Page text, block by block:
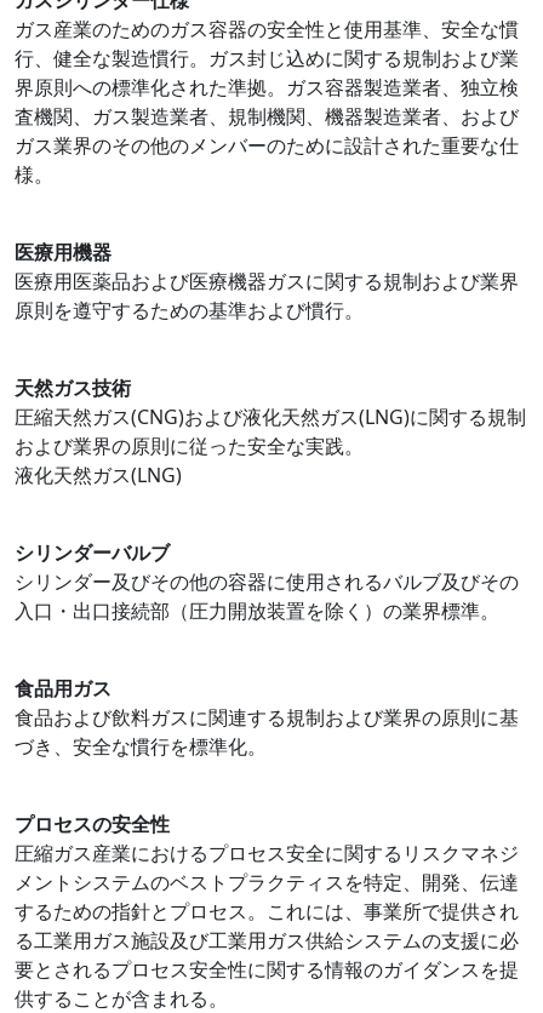
ガス産業のためのガス容器の安全性と使用基準、安全な慣
行、健全な製造慣行。ガス封じ込めに関する規制および業
界原則への標準化された準拠。ガス容器製造業者、独立検
査機関、ガス製造業者、規制機関、機器製造業者、および
ガス業界のその他のメンバーのために設計された重要な仕
様。
医療用機器
医療用医薬品および医療機器ガスに関する規制および業界
原則を遵守するための基準および慣行。
天然ガス技術
圧縮天然ガス(CNG)および液化天然ガス(LNG)に関する規制
および業界の原則に従った安全な実践。
液化天然ガス(LNG)
シリンダーバルブ
シリンダー及びその他の容器に使用されるバルブ及びその
入口・出口接続部（圧力開放装置を除く）の業界標準。
食品用ガス
食品および飲料ガスに関連する規制および業界の原則に基
づき、安全な慣行を標準化。
プロセスの安全性
圧縮ガス産業におけるプロセス安全に関するリスクマネジ
メントシステムのベストプラクティスを特定、開発、伝達
するための指針とプロセス。これには、事業所で提供され
る工業用ガス施設及び工業用ガス供給システムの支援に必
要とされるプロセス安全性に関する情報のガイダンスを提
供することが含まれる。